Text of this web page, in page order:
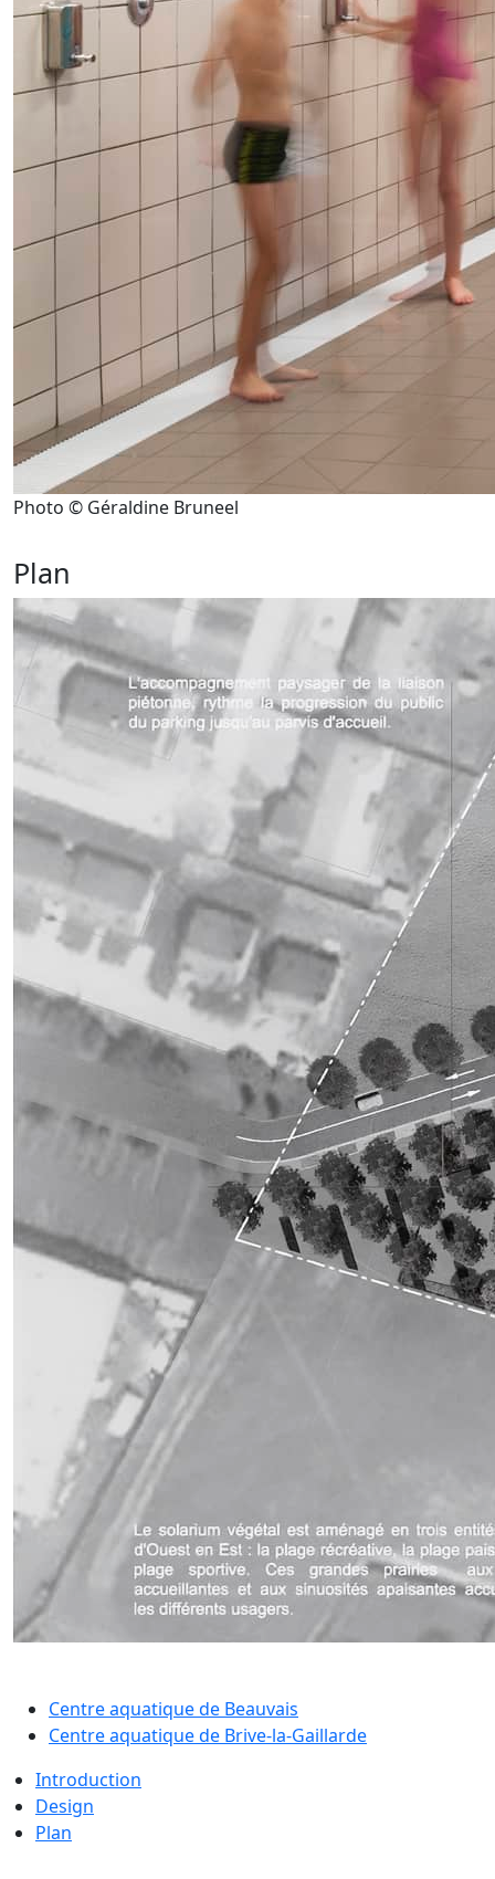
Photo © Géraldine Bruneel
Plan
Centre aquatique de Beauvais
Centre aquatique de Brive-la-Gaillarde
Introduction
Design
Plan